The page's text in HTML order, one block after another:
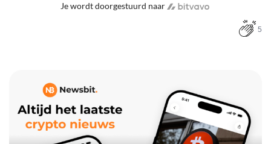
Je wordt doorgestuurd naar
5